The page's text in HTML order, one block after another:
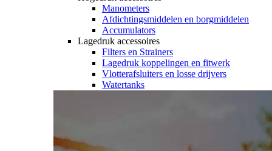
Manometers
Afdichtingsmiddelen en borgmiddelen
Accumulators
Lagedruk accessoires
Filters en Strainers
Lagedruk koppelingen en fitwerk
Vlotterafsluiters en losse drijvers
Watertanks